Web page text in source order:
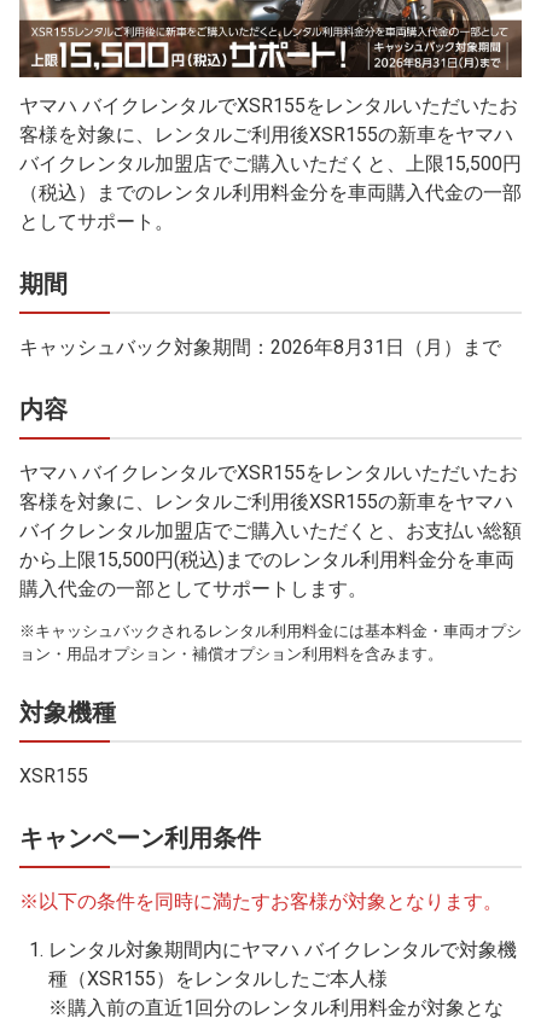
ヤマハ バイクレンタルでXSR155をレンタルいただいたお
客様を対象に、レンタルご利用後XSR155の新車をヤマハ
バイクレンタル加盟店でご購入いただくと、上限15,500円
（税込）までのレンタル利用料金分を車両購入代金の一部
としてサポート。
期間
キャッシュバック対象期間：2026年8月31日（月）まで
内容
ヤマハ バイクレンタルでXSR155をレンタルいただいたお
客様を対象に、レンタルご利用後XSR155の新車をヤマハ
バイクレンタル加盟店でご購入いただくと、お支払い総額
から上限15,500円(税込)までのレンタル利用料金分を車両
購入代金の一部としてサポートします。
※キャッシュバックされるレンタル利用料金には基本料金・車両オプシ
ョン・用品オプション・補償オプション利用料を含みます。
対象機種
XSR155
キャンペーン利用条件
※以下の条件を同時に満たすお客様が対象となります。
レンタル対象期間内にヤマハ バイクレンタルで対象機
種（XSR155）をレンタルしたご本人様
※購入前の直近1回分のレンタル利用料金が対象とな